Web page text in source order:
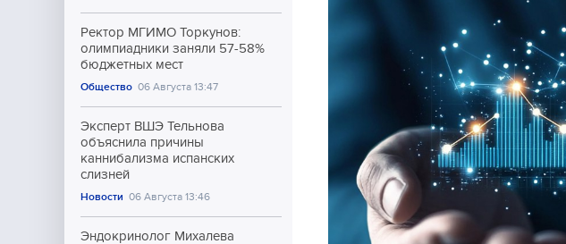
Ректор МГИМО Торкунов:
олимпиадники заняли 57-58%
бюджетных мест
Общество 06 Августа 13:47
Эксперт ВШЭ Тельнова
объяснила причины
каннибализма испанских
слизней
Новости 06 Августа 13:46
Эндокринолог Михалева